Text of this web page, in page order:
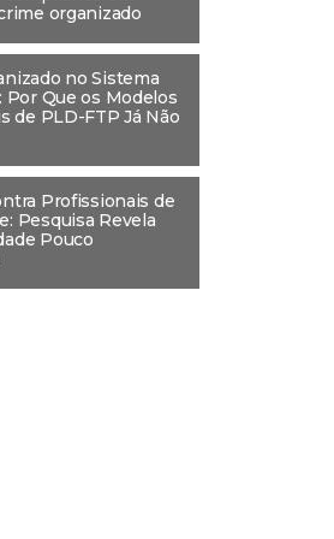
organizado
no Sistema
Por Que os Modelos
de PLD-FTP Já Não
Profissionais de
Pesquisa Revela
Pouco